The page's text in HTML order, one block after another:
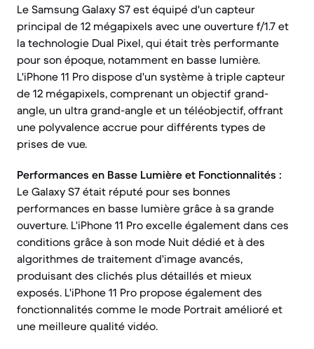
Le Samsung Galaxy S7 est équipé d'un capteur
principal de 12 mégapixels avec une ouverture f/1.7 et
la technologie Dual Pixel, qui était très performante
pour son époque, notamment en basse lumière.
L'iPhone 11 Pro dispose d'un système à triple capteur
de 12 mégapixels, comprenant un objectif grand-
angle, un ultra grand-angle et un téléobjectif, offrant
une polyvalence accrue pour différents types de
prises de vue.
Performances en Basse Lumière et Fonctionnalités :
Le Galaxy S7 était réputé pour ses bonnes
performances en basse lumière grâce à sa grande
ouverture. L'iPhone 11 Pro excelle également dans ces
conditions grâce à son mode Nuit dédié et à des
algorithmes de traitement d'image avancés,
produisant des clichés plus détaillés et mieux
exposés. L'iPhone 11 Pro propose également des
fonctionnalités comme le mode Portrait amélioré et
une meilleure qualité vidéo.